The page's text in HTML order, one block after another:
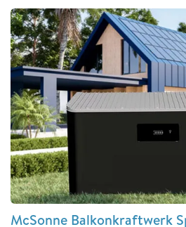
McSonne Balkonkraftwerk